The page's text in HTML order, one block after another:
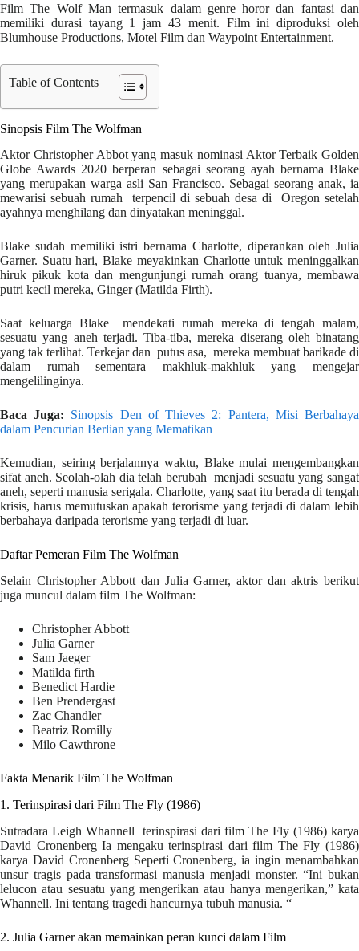
Film The Wolf Man termasuk dalam genre horor dan fantasi dan
memiliki durasi tayang 1 jam 43 menit. Film ini diproduksi oleh
Blumhouse Productions, Motel Film dan Waypoint Entertainment.
Table of Contents
Sinopsis Film The Wolfman
Aktor Christopher Abbot yang masuk nominasi Aktor Terbaik Golden
Globe Awards 2020 berperan sebagai seorang ayah bernama Blake
yang merupakan warga asli San Francisco. Sebagai seorang anak, ia
mewarisi sebuah rumah terpencil di sebuah desa di Oregon setelah
ayahnya menghilang dan dinyatakan meninggal.
Blake sudah memiliki istri bernama Charlotte, diperankan oleh Julia
Garner. Suatu hari, Blake meyakinkan Charlotte untuk meninggalkan
hiruk pikuk kota dan mengunjungi rumah orang tuanya, membawa
putri kecil mereka, Ginger (Matilda Firth).
Saat keluarga Blake mendekati rumah mereka di tengah malam,
sesuatu yang aneh terjadi. Tiba-tiba, mereka diserang oleh binatang
yang tak terlihat. Terkejar dan putus asa, mereka membuat barikade di
dalam rumah sementara makhluk-makhluk yang mengejar
mengelilinginya.
Baca Juga: Sinopsis Den of Thieves 2: Pantera, Misi Berbahaya
dalam Pencurian Berlian yang Mematikan
Kemudian, seiring berjalannya waktu, Blake mulai mengembangkan
sifat aneh. Seolah-olah dia telah berubah menjadi sesuatu yang sangat
aneh, seperti manusia serigala. Charlotte, yang saat itu berada di tengah
krisis, harus memutuskan apakah terorisme yang terjadi di dalam lebih
berbahaya daripada terorisme yang terjadi di luar.
Daftar Pemeran Film The Wolfman
Selain Christopher Abbott dan Julia Garner, aktor dan aktris berikut
juga muncul dalam film The Wolfman:
Christopher Abbott
Julia Garner
Sam Jaeger
Matilda firth
Benedict Hardie
Ben Prendergast
Zac Chandler
Beatriz Romilly
Milo Cawthrone
Fakta Menarik Film The Wolfman
1. Terinspirasi dari Film The Fly (1986)
Sutradara Leigh Whannell terinspirasi dari film The Fly (1986) karya
David Cronenberg Ia mengaku terinspirasi dari film The Fly (1986)
karya David Cronenberg Seperti Cronenberg, ia ingin menambahkan
unsur tragis pada transformasi manusia menjadi monster. “Ini bukan
lelucon atau sesuatu yang mengerikan atau hanya mengerikan,” kata
Whannell. Ini tentang tragedi hancurnya tubuh manusia. “
2. Julia Garner akan memainkan peran kunci dalam Film